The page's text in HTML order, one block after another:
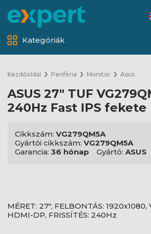
Kategóriák
Kezdőoldal Periféria Monitor Asus
ASUS 27" TUF
240Hz Fast IPS
Cikkszám: VG279QM5A
Gyártói cikkszám: VG279QM5A
Garancia: 36 hónap Gyártó: ASUS
MÉRET: 27", FELBONTÁS: 1920x1080,
HDMI-DP, FRISSÍTÉS: 240Hz